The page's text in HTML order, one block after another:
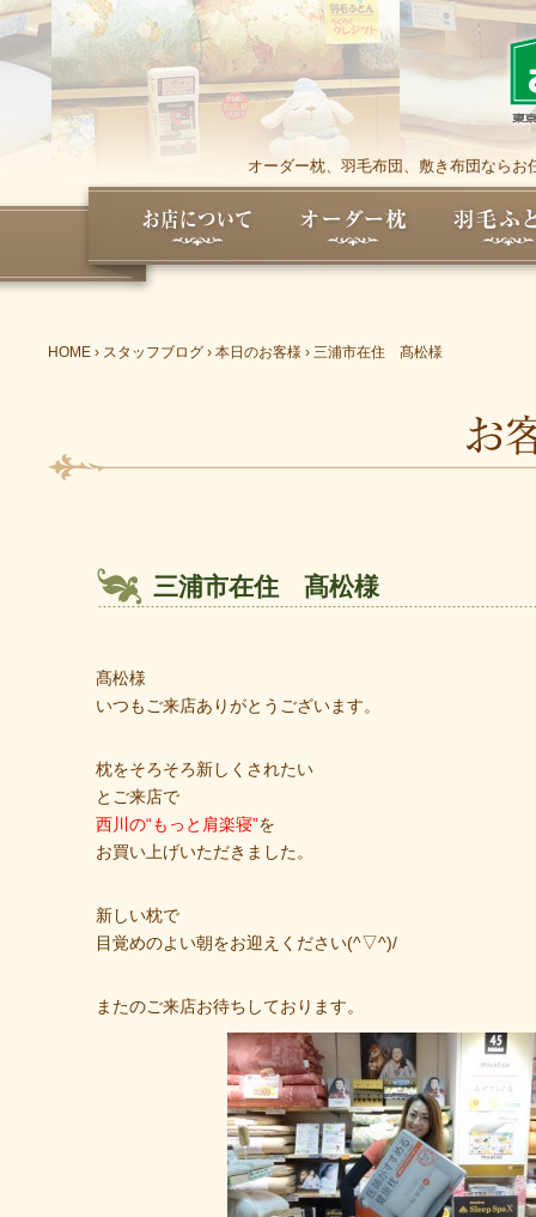
オーダー枕、羽毛布団、敷き布団なら
HOME › スタッフブログ › 本日のお客様 › 三浦市在住 髙松様
三浦市在住 髙松様
髙松様
いつもご来店ありがとうございます。
枕をそろそろ新しくされたい
とご来店で
西川の“もっと肩楽寝”を
お買い上げいただきました。
新しい枕で
目覚めのよい朝をお迎えください(^▽^)/
またのご来店お待ちしております。